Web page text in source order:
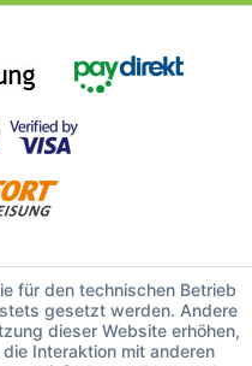
für den technischen Betrieb
gesetzt werden. Andere
dieser Website erhöhen,
Interaktion mit anderen